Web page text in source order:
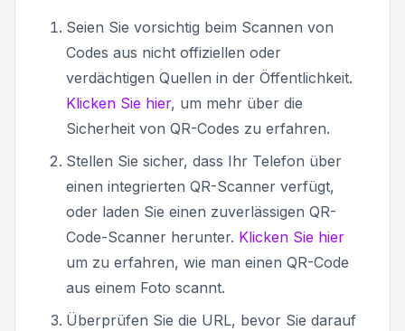
Seien Sie vorsichtig beim Scannen von
Codes aus nicht offiziellen oder
verdächtigen Quellen in der Öffentlichkeit.
Klicken Sie hier, um mehr über die
Sicherheit von QR-Codes zu erfahren.
Stellen Sie sicher, dass Ihr Telefon über
einen integrierten QR-Scanner verfügt,
oder laden Sie einen zuverlässigen QR-
Code-Scanner herunter. Klicken Sie hier
um zu erfahren, wie man einen QR-Code
aus einem Foto scannt.
Überprüfen Sie die URL, bevor Sie darauf